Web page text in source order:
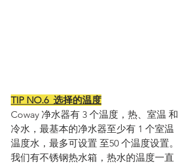
TIP NO.6  选择的温度
Coway 净水器有 3 个温度，热、室温 和
冷水，最基本的净水器至少有 1 个室温
温度水，最多可设置 至50 个温度设置。
我们有不锈钢热水箱，热水的温度一直